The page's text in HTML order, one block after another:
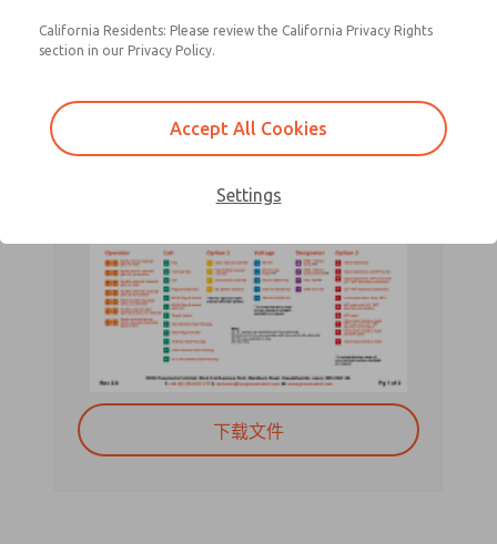
下载文件
California Residents: Please review the California Privacy Rights
section in our Privacy Policy.
Accept All Cookies
Settings